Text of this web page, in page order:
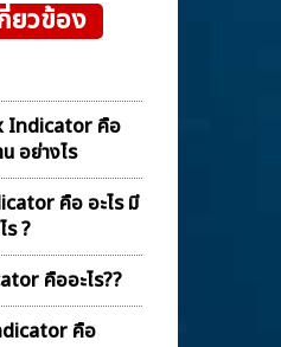
ยวข้อง
Indicator คือ
น อย่างไร
คือ อะไร มี
ร ?
คืออะไร??
คือ